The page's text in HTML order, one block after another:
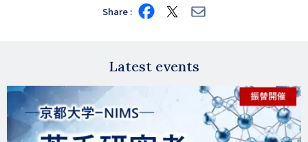
Share Share
on
Share
on
Share
via
Latest events